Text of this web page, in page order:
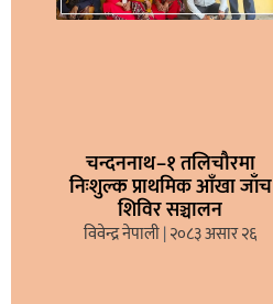
चन्दननाथ–१ तलिचौरमा
निःशुल्क प्राथमिक आँखा जाँच
शिविर सञ्चालन
विवेन्द्र नेपाली २०८३ असार २६